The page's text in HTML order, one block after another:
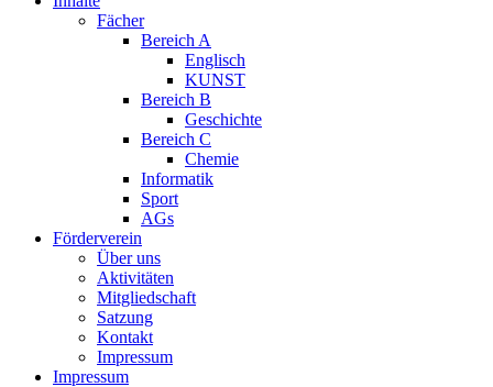
Fächer
Bereich A
Englisch
KUNST
Bereich B
Geschichte
Bereich C
Chemie
Informatik
Sport
AGs
Förderverein
Über uns
Aktivitäten
Mitgliedschaft
Satzung
Kontakt
Impressum
Impressum